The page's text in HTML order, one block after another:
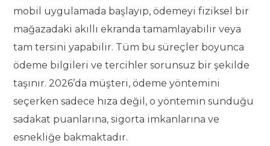
mobil uygulamada başlayıp, ödemeyi fiziksel bir
mağazadaki akıllı ekranda tamamlayabilir veya
tam tersini yapabilir. Tüm bu süreçler boyunca
ödeme bilgileri ve tercihler sorunsuz bir şekilde
taşınır. 2026’da müşteri, ödeme yöntemini
seçerken sadece hıza değil, o yöntemin sunduğu
sadakat puanlarına, sigorta imkanlarına ve
esnekliğe bakmaktadır.